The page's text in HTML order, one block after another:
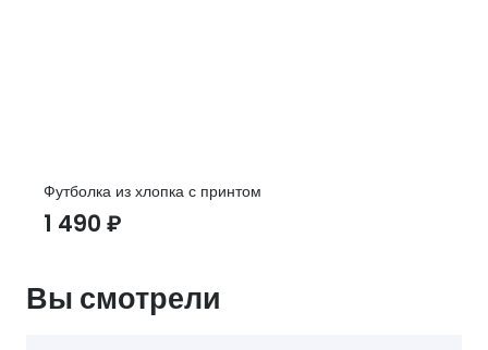
Футболка из хлопка с принтом
1 490 ₽
Вы смотрели